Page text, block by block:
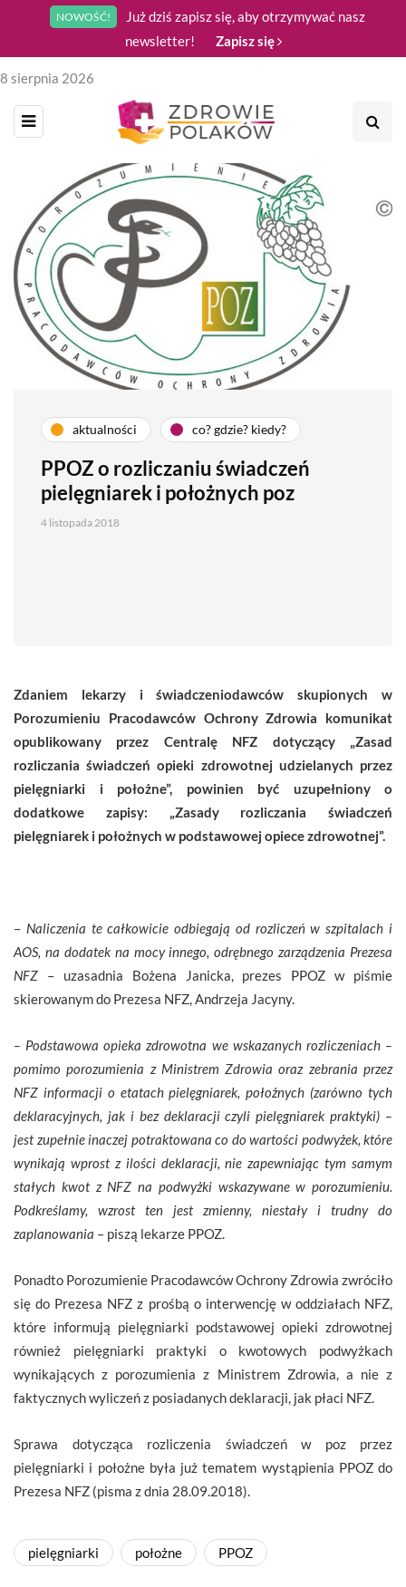
NOWOŚĆ!
Już dziś zapisz się, aby otrzymywać nasz
newsletter!
Zapisz się
8 sierpnia 2026
aktualności co? gdzie? kiedy?
PPOZ o rozliczaniu świadczeń
pielęgniarek i położnych poz
4 listopada 2018
Zdaniem lekarzy i świadczeniodawców skupionych w
Porozumieniu Pracodawców Ochrony Zdrowia komunikat
opublikowany przez Centralę NFZ dotyczący „Zasad
rozliczania świadczeń opieki zdrowotnej udzielanych przez
pielęgniarki i położne”, powinien być uzupełniony o
dodatkowe zapisy: „Zasady rozliczania świadczeń
pielęgniarek i położnych w podstawowej opiece zdrowotnej”.
– Naliczenia te całkowicie odbiegają od rozliczeń w szpitalach i
AOS, na dodatek na mocy innego, odrębnego zarządzenia Prezesa
NFZ – uzasadnia Bożena Janicka, prezes PPOZ w piśmie
skierowanym do Prezesa NFZ, Andrzeja Jacyny.
– Podstawowa opieka zdrowotna we wskazanych rozliczeniach –
pomimo porozumienia z Ministrem Zdrowia oraz zebrania przez
NFZ informacji o etatach pielęgniarek, położnych (zarówno tych
deklaracyjnych, jak i bez deklaracji czyli pielęgniarek praktyki) –
jest zupełnie inaczej potraktowana co do wartości podwyżek, które
wynikają wprost z ilości deklaracji, nie zapewniając tym samym
stałych kwot z NFZ na podwyżki wskazywane w porozumieniu.
Podkreślamy, wzrost ten jest zmienny, niestały i trudny do
zaplanowania – piszą lekarze PPOZ.
Ponadto Porozumienie Pracodawców Ochrony Zdrowia zwróciło
się do Prezesa NFZ z prośbą o interwencję w oddziałach NFZ,
które informują pielęgniarki podstawowej opieki zdrowotnej
również pielęgniarki praktyki o kwotowych podwyżkach
wynikających z porozumienia z Ministrem Zdrowia, a nie z
faktycznych wyliczeń z posiadanych deklaracji, jak płaci NFZ.
Sprawa dotycząca rozliczenia świadczeń w poz przez
pielęgniarki i położne była już tematem wystąpienia PPOZ do
Prezesa NFZ (pisma z dnia 28.09.2018).
pielęgniarki położne PPOZ